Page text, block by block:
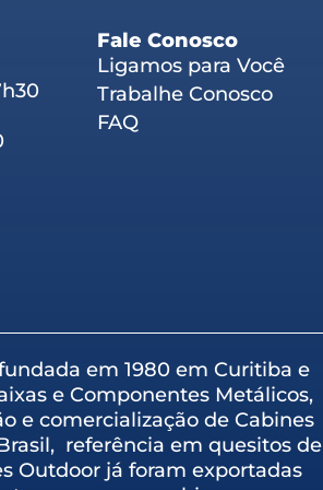
Fale Conosco
Ligamos para Você
Trabalhe Conosco
FAQ
em 1980 em Curitiba e
e Componentes Metálicos,
e comercialização de Cabines
referência em quesitos de
Outdoor já foram exportadas